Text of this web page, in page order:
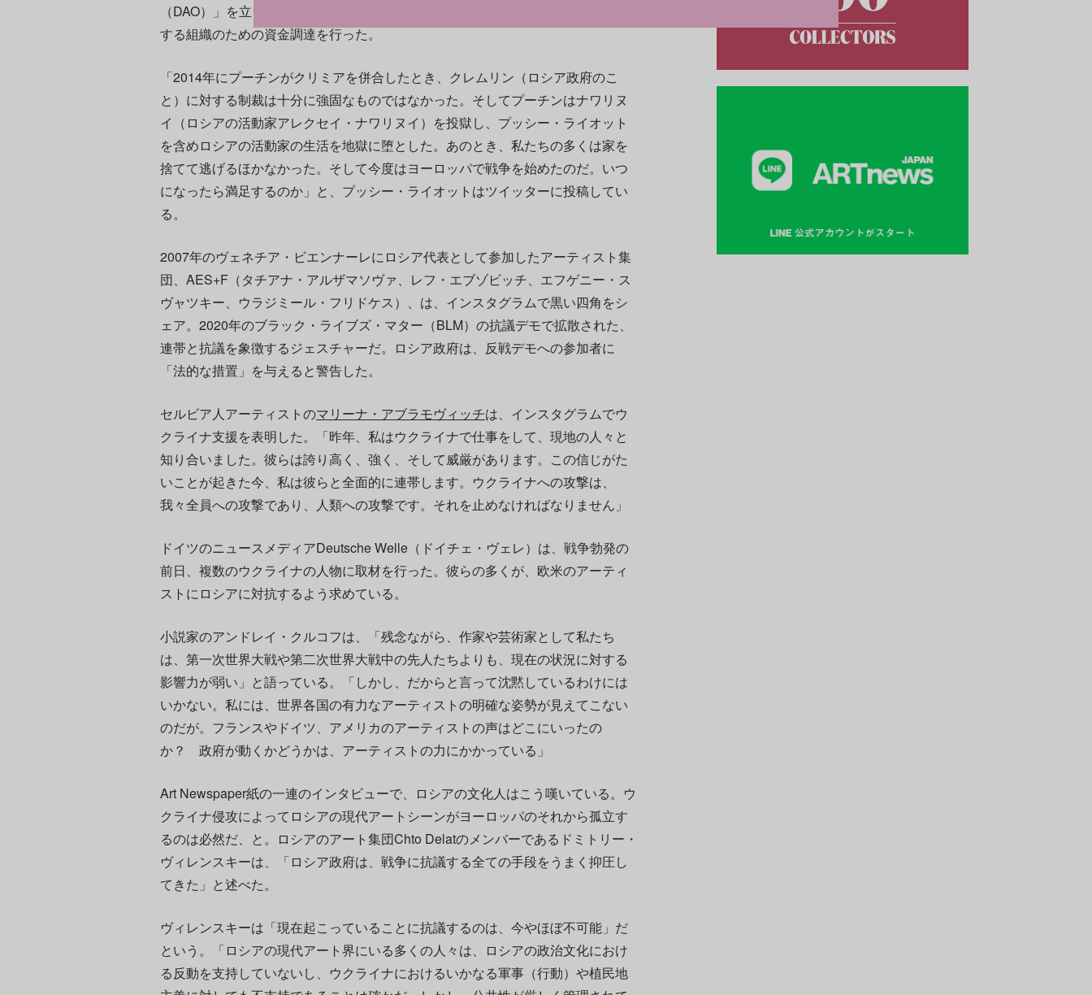
（DAO）」を立ち上げ、避難民や危機にさらされているウクライナの人々を支援
する組織のための資金調達を行った。
「2014年にプーチンがクリミアを併合したとき、クレムリン（ロシア政府のこ
と）に対する制裁は十分に強固なものではなかった。そしてプーチンはナワリヌ
イ（ロシアの活動家アレクセイ・ナワリヌイ）を投獄し、プッシー・ライオット
を含めロシアの活動家の生活を地獄に堕とした。あのとき、私たちの多くは家を
捨てて逃げるほかなかった。そして今度はヨーロッパで戦争を始めたのだ。いつ
になったら満足するのか」と、プッシー・ライオットはツイッターに投稿してい
る。
2007年のヴェネチア・ビエンナーレにロシア代表として参加したアーティスト集
団、AES+F（タチアナ・アルザマソヴァ、レフ・エブゾビッチ、エフゲニー・ス
ヴャツキー、ウラジミール・フリドケス）、は、インスタグラムで黒い四角をシ
ェア。2020年のブラック・ライブズ・マター（BLM）の抗議デモで拡散された、
連帯と抗議を象徴するジェスチャーだ。ロシア政府は、反戦デモへの参加者に
「法的な措置」を与えると警告した。
セルビア人アーティストのマリーナ・アブラモヴィッチは、インスタグラムでウ
クライナ支援を表明した。「昨年、私はウクライナで仕事をして、現地の人々と
知り合いました。彼らは誇り高く、強く、そして威厳があります。この信じがた
いことが起きた今、私は彼らと全面的に連帯します。ウクライナへの攻撃は、
我々全員への攻撃であり、人類への攻撃です。それを止めなければなりません」
ドイツのニュースメディアDeutsche Welle（ドイチェ・ヴェレ）は、戦争勃発の
前日、複数のウクライナの人物に取材を行った。彼らの多くが、欧米のアーティ
ストにロシアに対抗するよう求めている。
小説家のアンドレイ・クルコフは、「残念ながら、作家や芸術家として私たち
は、第一次世界大戦や第二次世界大戦中の先人たちよりも、現在の状況に対する
影響力が弱い」と語っている。「しかし、だからと言って沈黙しているわけには
いかない。私には、世界各国の有力なアーティストの明確な姿勢が見えてこない
のだが。フランスやドイツ、アメリカのアーティストの声はどこにいったの
か？ 政府が動くかどうかは、アーティストの力にかかっている」
Art Newspaper紙の一連のインタビューで、ロシアの文化人はこう嘆いている。ウ
クライナ侵攻によってロシアの現代アートシーンがヨーロッパのそれから孤立す
るのは必然だ、と。ロシアのアート集団Chto Delatのメンバーであるドミトリー・
ヴィレンスキーは、「ロシア政府は、戦争に抗議する全ての手段をうまく抑圧し
てきた」と述べた。
ヴィレンスキーは「現在起こっていることに抗議するのは、今やほぼ不可能」だ
という。「ロシアの現代アート界にいる多くの人々は、ロシアの政治文化におけ
る反動を支持していないし、ウクライナにおけるいかなる軍事（行動）や植民地